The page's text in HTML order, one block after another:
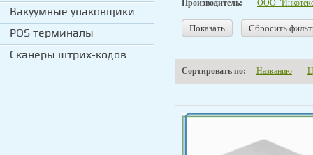
Производитель: ООО
Показать Сбросить
Сортировать по: Названию
Вакуумные упаковщики
POS терминалы
Сканеры штрих-кодов